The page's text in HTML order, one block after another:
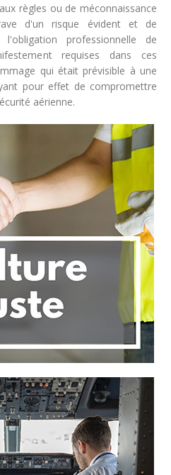
règles ou de méconnaissance
d'un risque évident et de
professionnelle de
requises dans ces
qui était prévisible à une
pour effet de compromettre
aérienne.